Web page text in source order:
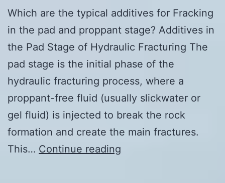
Which are the typical additives for Fracking
in the pad and proppant stage? Additives in
the Pad Stage of Hydraulic Fracturing The
pad stage is the initial phase of the
hydraulic fracturing process, where a
proppant-free fluid (usually slickwater or
gel fluid) is injected to break the rock
formation and create the main fractures.
This… Continue reading